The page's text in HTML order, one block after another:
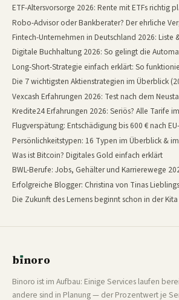
ETF-Altersvorsorge 2026: Rente mit ETFs richtig
Robo-Advisor oder Bankberater? Der ehrliche
Fintech-Unternehmen in Deutschland 2026: Liste
Digitale Buchhaltung 2026: So gelingt die
Long-Short-Strategie einfach erklärt: So
Die 7 wichtigsten Aktienstrategien im Überblick
Vexcash Erfahrungen 2026: Test nach dem
Kredite24 Erfahrungen 2026: Seriös? Alle Tarife
Flugverspätung: Entschädigung bis 600 € nach
Persönlichkeitstypen: 16 Typen im Überblick &
Was ist Bitcoin? Digitales Gold einfach erklärt
BWL-Berufe: Jobs, Gehälter und Karrierewege
Erfolgreiche Blogger: Christina von Tinas
Die Zukunft des Lernens beginnt schon in der Kita
bınoro
Binoro ist im Aufbau: Einige Services laufen
andere sind in Planung — der Prozentwert je